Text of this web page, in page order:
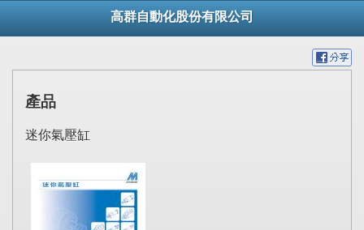
高群自動化股份有限公司
產品
迷你氣壓缸